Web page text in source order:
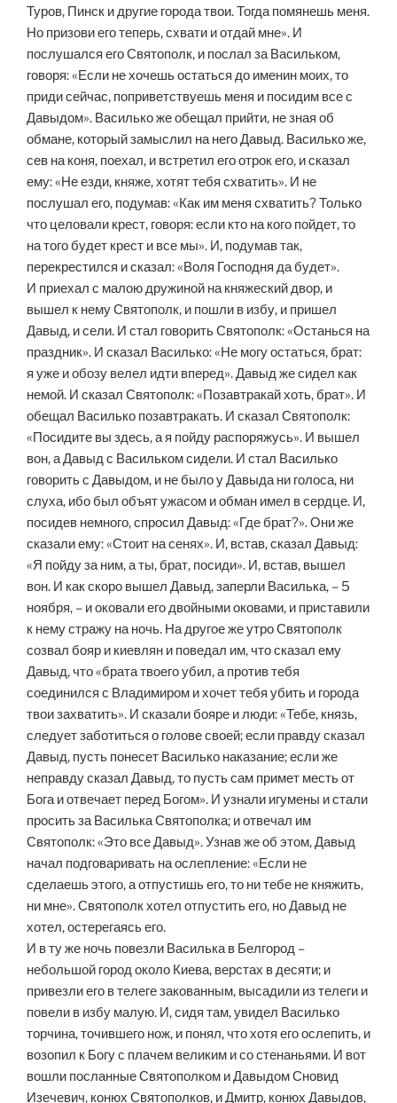
Туров, Пинск и другие города твои. Тогда помянешь меня.
Но призови его теперь, схвати и отдай мне». И
послушался его Святополк, и послал за Васильком,
говоря: «Если не хочешь остаться до именин моих, то
приди сейчас, поприветствуешь меня и посидим все с
Давыдом». Василько же обещал прийти, не зная об
обмане, который замыслил на него Давыд. Василько же,
сев на коня, поехал, и встретил его отрок его, и сказал
ему: «Не езди, княже, хотят тебя схватить». И не
послушал его, подумав: «Как им меня схватить? Только
что целовали крест, говоря: если кто на кого пойдет, то
на того будет крест и все мы». И, подумав так,
перекрестился и сказал: «Воля Господня да будет».
И приехал с малою дружиной на княжеский двор, и
вышел к нему Святополк, и пошли в избу, и пришел
Давыд, и сели. И стал говорить Святополк: «Останься на
праздник». И сказал Василько: «Не могу остаться, брат:
я уже и обозу велел идти вперед». Давыд же сидел как
немой. И сказал Святополк: «Позавтракай хоть, брат». И
обещал Василько позавтракать. И сказал Святополк:
«Посидите вы здесь, а я пойду распоряжусь». И вышел
вон, а Давыд с Васильком сидели. И стал Василько
говорить с Давыдом, и не было у Давыда ни голоса, ни
слуха, ибо был объят ужасом и обман имел в сердце. И,
посидев немного, спросил Давыд: «Где брат?». Они же
сказали ему: «Стоит на сенях». И, встав, сказал Давыд:
«Я пойду за ним, а ты, брат, посиди». И, встав, вышел
вон. И как скоро вышел Давыд, заперли Василька, – 5
ноября, – и оковали его двойными оковами, и приставили
к нему стражу на ночь. На другое же утро Святополк
созвал бояр и киевлян и поведал им, что сказал ему
Давыд, что «брата твоего убил, а против тебя
соединился с Владимиром и хочет тебя убить и города
твои захватить». И сказали бояре и люди: «Тебе, князь,
следует заботиться о голове своей; если правду сказал
Давыд, пусть понесет Василько наказание; если же
неправду сказал Давыд, то пусть сам примет месть от
Бога и отвечает перед Богом». И узнали игумены и стали
просить за Василька Святополка; и отвечал им
Святополк: «Это все Давыд». Узнав же об этом, Давыд
начал подговаривать на ослепление: «Если не
сделаешь этого, а отпустишь его, то ни тебе не княжить,
ни мне». Святополк хотел отпустить его, но Давыд не
хотел, остерегаясь его.
И в ту же ночь повезли Василька в Белгород –
небольшой город около Киева, верстах в десяти; и
привезли его в телеге закованным, высадили из телеги и
повели в избу малую. И, сидя там, увидел Василько
торчина, точившего нож, и понял, что хотя его ослепить, и
возопил к Богу с плачем великим и со стенаньями. И вот
вошли посланные Святополком и Давыдом Сновид
Изечевич, конюх Святополков, и Дмитр, конюх Давыдов,